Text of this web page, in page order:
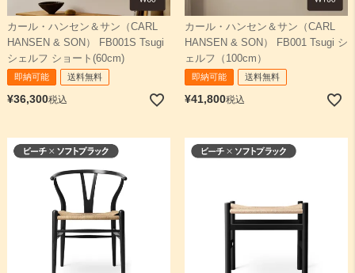
検索
カール・ハンセン＆サン（CARL
HANSEN & SON） FB001S Tsugi
シェルフ ショート(60cm)
即納可能 送料無料
¥36,300税込
カール・ハンセン＆サン（CARL
HANSEN & SON） FB001 Tsugi シ
ェルフ（100cm）
即納可能 送料無料
¥41,800税込